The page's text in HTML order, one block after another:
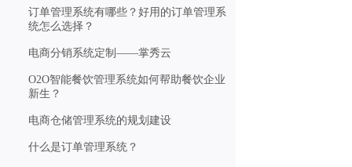
订单管理系统有哪些？好用的订单管理系
统怎么选择？
电商分销系统定制——掌秀云
O2O智能餐饮管理系统如何帮助餐饮企业
新生？
电商仓储管理系统的规划建设
什么是订单管理系统？